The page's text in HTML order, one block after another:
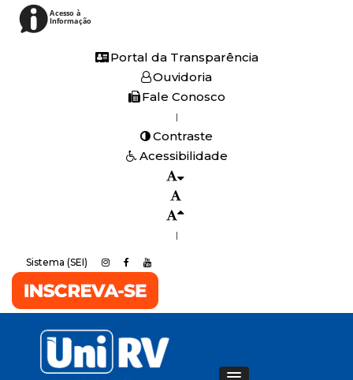
Acesso à
Informação
Portal da Transparência
Ouvidoria
Fale Conosco
|
Contraste
Acessibilidade
|
Sistema (SEI)